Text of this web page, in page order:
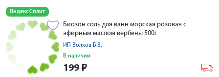
Яндекс Сплит
Биозон соль для ванн морская розовая с
эфирным маслом вербены 500г
ИП Волков Б.В.
В наличии
199 ₽